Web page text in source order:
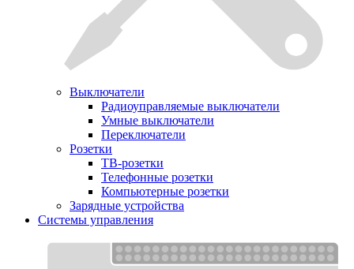
Выключатели
Радиоуправляемые выключатели
Умные выключатели
Переключатели
Розетки
ТВ-розетки
Телефонные розетки
Компьютерные розетки
Зарядные устройства
Системы управления